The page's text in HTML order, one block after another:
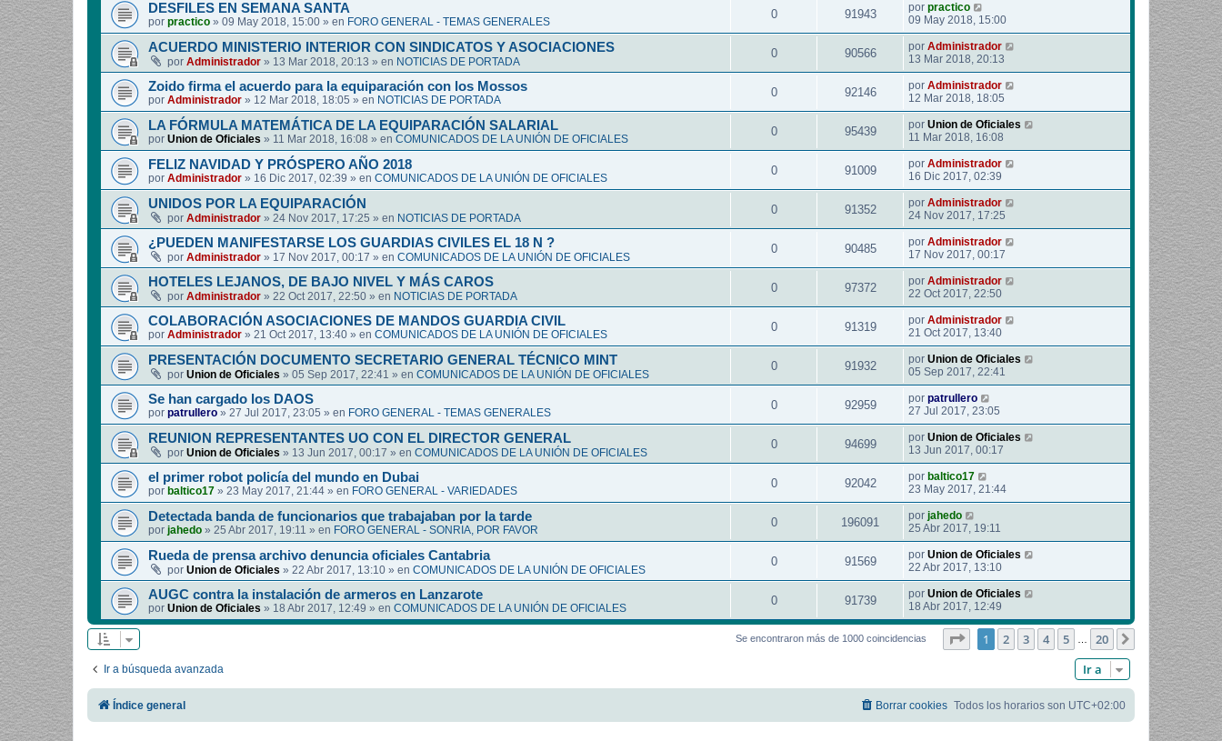
DESFILES EN SEMANA SANTA
por practico » 09 May 2018, 15:00 » en FORO GENERAL - TEMAS GENERALES
0 91943 por practico
09 May 2018, 15:00
ACUERDO MINISTERIO INTERIOR CON SINDICATOS Y ASOCIACIONES
por Administrador » 13 Mar 2018, 20:13 » en NOTICIAS DE PORTADA
0 90566 por Administrador
13 Mar 2018, 20:13
Zoido firma el acuerdo para la equiparación con los Mossos
por Administrador » 12 Mar 2018, 18:05 » en NOTICIAS DE PORTADA
0 92146 por Administrador
12 Mar 2018, 18:05
LA FÓRMULA MATEMÁTICA DE LA EQUIPARACIÓN SALARIAL
por Union de Oficiales » 11 Mar 2018, 16:08 » en COMUNICADOS DE LA UNIÓN DE OFICIALES
0 95439 por Union de Oficiales
11 Mar 2018, 16:08
FELIZ NAVIDAD Y PRÓSPERO AÑO 2018
por Administrador » 16 Dic 2017, 02:39 » en COMUNICADOS DE LA UNIÓN DE OFICIALES
0 91009 por Administrador
16 Dic 2017, 02:39
UNIDOS POR LA EQUIPARACIÓN
por Administrador » 24 Nov 2017, 17:25 » en NOTICIAS DE PORTADA
0 91352 por Administrador
24 Nov 2017, 17:25
¿PUEDEN MANIFESTARSE LOS GUARDIAS CIVILES EL 18 N ?
por Administrador » 17 Nov 2017, 00:17 » en COMUNICADOS DE LA UNIÓN DE OFICIALES
0 90485 por Administrador
17 Nov 2017, 00:17
HOTELES LEJANOS, DE BAJO NIVEL Y MÁS CAROS
por Administrador » 22 Oct 2017, 22:50 » en NOTICIAS DE PORTADA
0 97372 por Administrador
22 Oct 2017, 22:50
COLABORACIÓN ASOCIACIONES DE MANDOS GUARDIA CIVIL
por Administrador » 21 Oct 2017, 13:40 » en COMUNICADOS DE LA UNIÓN DE OFICIALES
0 91319 por Administrador
21 Oct 2017, 13:40
PRESENTACIÓN DOCUMENTO SECRETARIO GENERAL TÉCNICO MINT
por Union de Oficiales » 05 Sep 2017, 22:41 » en COMUNICADOS DE LA UNIÓN DE OFICIALES
0 91932 por Union de Oficiales
05 Sep 2017, 22:41
Se han cargado los DAOS
por patrullero » 27 Jul 2017, 23:05 » en FORO GENERAL - TEMAS GENERALES
0 92959 por patrullero
27 Jul 2017, 23:05
REUNION REPRESENTANTES UO CON EL DIRECTOR GENERAL
por Union de Oficiales » 13 Jun 2017, 00:17 » en COMUNICADOS DE LA UNIÓN DE OFICIALES
0 94699 por Union de Oficiales
13 Jun 2017, 00:17
el primer robot policía del mundo en Dubai
por baltico17 » 23 May 2017, 21:44 » en FORO GENERAL - VARIEDADES
0 92042 por baltico17
23 May 2017, 21:44
Detectada banda de funcionarios que trabajaban por la tarde
por jahedo » 25 Abr 2017, 19:11 » en FORO GENERAL - SONRIA, POR FAVOR
0 196091 por jahedo
25 Abr 2017, 19:11
Rueda de prensa archivo denuncia oficiales Cantabria
por Union de Oficiales » 22 Abr 2017, 13:10 » en COMUNICADOS DE LA UNIÓN DE OFICIALES
0 91569 por Union de Oficiales
22 Abr 2017, 13:10
AUGC contra la instalación de armeros en Lanzarote
por Union de Oficiales » 18 Abr 2017, 12:49 » en COMUNICADOS DE LA UNIÓN DE OFICIALES
0 91739 por Union de Oficiales
18 Abr 2017, 12:49
Se encontraron más de 1000 coincidencias Página1 de 20
1 2 3 4 5 20 Siguiente
Ir a búsqueda avanzada Ir a
Índice general Todos los horarios son UTC+02:00
Borrar cookies